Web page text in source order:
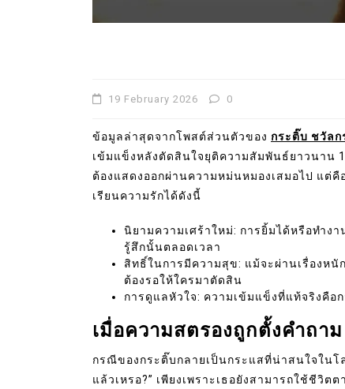
19 February 2026 0
ข้อมูลล่าสุดจากโพสต์ส่วนตัวของ กระติ๊บ ชวัลก
เข้มแข็งหลังตัดสินใจยุติความสัมพันธ์ยาวนาน
ต้องแสดงออกผ่านความหม่นหมองเสมอไป แต่
เรียนความรักได้ดังนี้
นิยามความเศร้าใหม่: การยิ้มได้หรือทำง
รู้สึกนั้นตลอดเวลา
สิทธิ์ในการมีความสุข: แม้จะผ่านเรื่องห
ต้องรอให้ใครมาตัดสิน
การดูแลหัวใจ: ความเข้มแข็งที่แท้จริงคือ
เมื่อความสตรองถูกตั้งคำถา
กรณีของกระติ๊บกลายเป็นกระแสที่น่าสนใจในโ
แล้วเหรอ?” เพียงเพราะเธอยังสามารถใช้ชีวิ